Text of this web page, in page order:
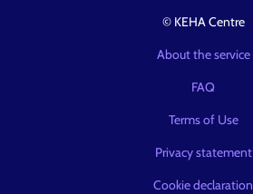
© KEHA Centre
About the service
FAQ
Terms of Use
Privacy statement
Cookie declaration